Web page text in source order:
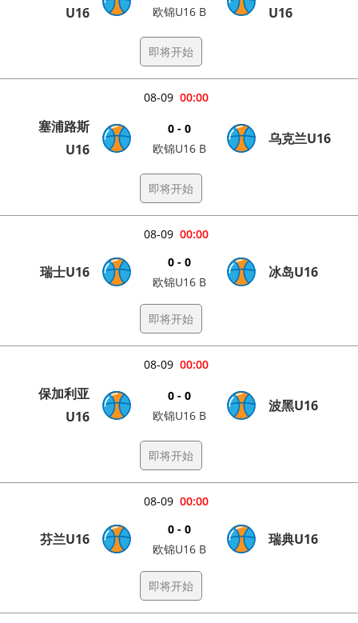
U16
欧锦U16 B
U16
即将开始
00:00
08-09
塞浦路斯
U16
0 - 0
欧锦U16 B
乌克兰U16
即将开始
00:00
08-09
瑞士U16
0 - 0
欧锦U16 B
冰岛U16
即将开始
00:00
08-09
保加利亚
U16
0 - 0
欧锦U16 B
波黑U16
即将开始
00:00
08-09
芬兰U16
0 - 0
欧锦U16 B
瑞典U16
即将开始